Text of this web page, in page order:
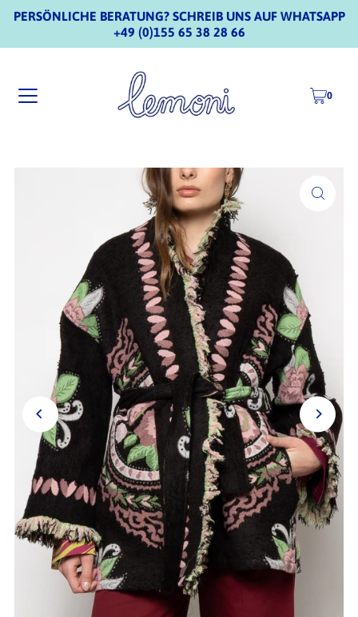
PERSÖNLICHE BERATUNG? SCHREIB UNS AUF WHATSAPP
+49 (0)155 65 38 28 66
0